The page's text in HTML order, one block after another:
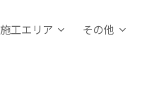
施工エリア その他